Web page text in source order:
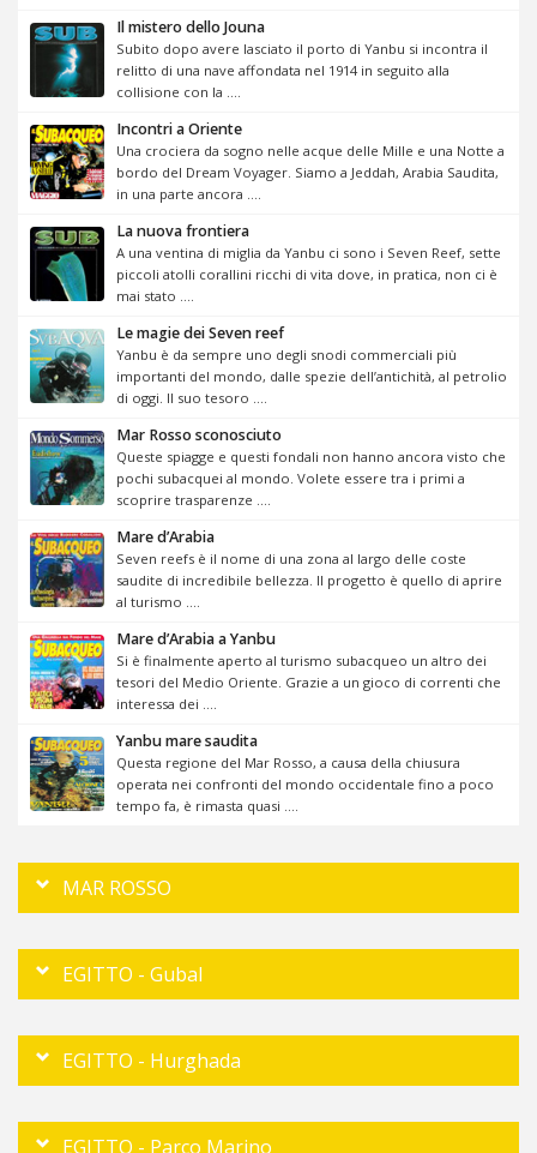
Il mistero dello Jouna
Subito dopo avere lasciato il porto di Yanbu si incontra il
relitto di una nave affondata nel 1914 in seguito alla
collisione con la ....
Incontri a Oriente
Una crociera da sogno nelle acque delle Mille e una Notte a
bordo del Dream Voyager. Siamo a Jeddah, Arabia Saudita,
in una parte ancora ....
La nuova frontiera
A una ventina di miglia da Yanbu ci sono i Seven Reef, sette
piccoli atolli corallini ricchi di vita dove, in pratica, non ci è
mai stato ....
Le magie dei Seven reef
Yanbu è da sempre uno degli snodi commerciali più
importanti del mondo, dalle spezie dell’antichità, al petrolio
di oggi. Il suo tesoro ....
Mar Rosso sconosciuto
Queste spiagge e questi fondali non hanno ancora visto che
pochi subacquei al mondo. Volete essere tra i primi a
scoprire trasparenze ....
Mare d’Arabia
Seven reefs è il nome di una zona al largo delle coste
saudite di incredibile bellezza. Il progetto è quello di aprire
al turismo ....
Mare d’Arabia a Yanbu
Si è finalmente aperto al turismo subacqueo un altro dei
tesori del Medio Oriente. Grazie a un gioco di correnti che
interessa dei ....
Yanbu mare saudita
Questa regione del Mar Rosso, a causa della chiusura
operata nei confronti del mondo occidentale fino a poco
tempo fa, è rimasta quasi ....
MAR ROSSO
EGITTO - Gubal
EGITTO - Hurghada
EGITTO - Parco Marino